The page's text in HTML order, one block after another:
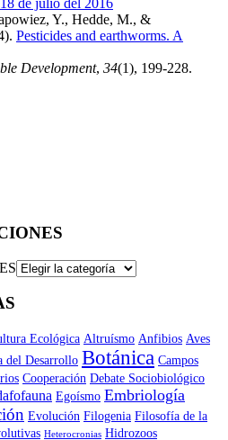
de julio del 2016
Y., Hedde, M., &
Pesticides and earthworms. A
Development, 34(1), 199-228.
Ecológica Altruísmo Anfibios Aves
del Desarrollo Botánica Campos
Cooperación Debate Sociobiológico
Egoísmo Embriología
Evolución Filogenia Filosofía de la
Heterocronias Hidrozoos